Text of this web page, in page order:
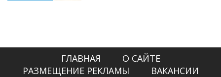
ГЛАВНАЯ
О САЙТЕ
РАЗМЕЩЕНИЕ РЕКЛАМЫ
ВАКАНСИИ